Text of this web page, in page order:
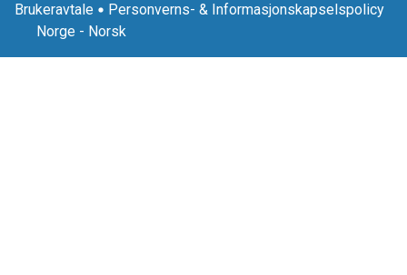
Brukeravtale
Personverns- & Informasjonskapselspolicy
Norge - Norsk